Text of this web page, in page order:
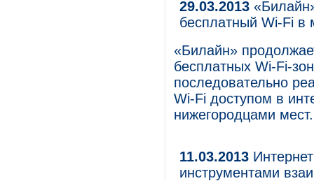
29.03.2013
бесплатный Wi-Fi в
«Билайн»
бесплатных Wi-Fi-
последовательно
Wi-Fi доступом в
нижегородцами мест.
11.03.2013
инструментами